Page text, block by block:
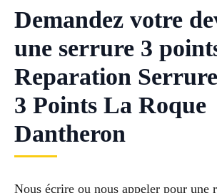
Demandez votre
une serrure 3
Reparation
3 Points La Roque
Dantheron
Nous écrire ou nous appeler pour une